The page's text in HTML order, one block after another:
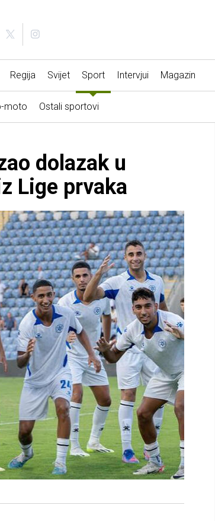
Regija Svijet Sport Intervjui Magazin
moto Ostali sportovi
dolazak u
Lige prvaka